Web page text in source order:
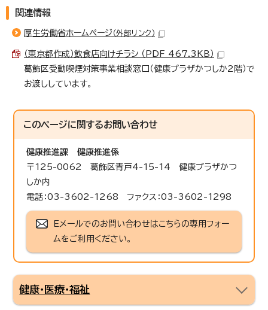
関連情報
厚生労働省ホームページ （外部リンク）
（東京都作成）飲食店向けチラシ （PDF 467.3KB）
葛飾区受動喫煙対策事業相談窓口（健康プラザかつしか2階）で
お渡ししています。
このページに関するお問い合わせ
健康推進課
健康推進係
〒125-0062 葛飾区青戸4-15-14 健康プラザかつ
しか内
電話：03-3602-1268 ファクス：03-3602-1298
Eメールでのお問い合わせはこちらの専用フォー
ムをご利用ください。
健康・医療・福祉